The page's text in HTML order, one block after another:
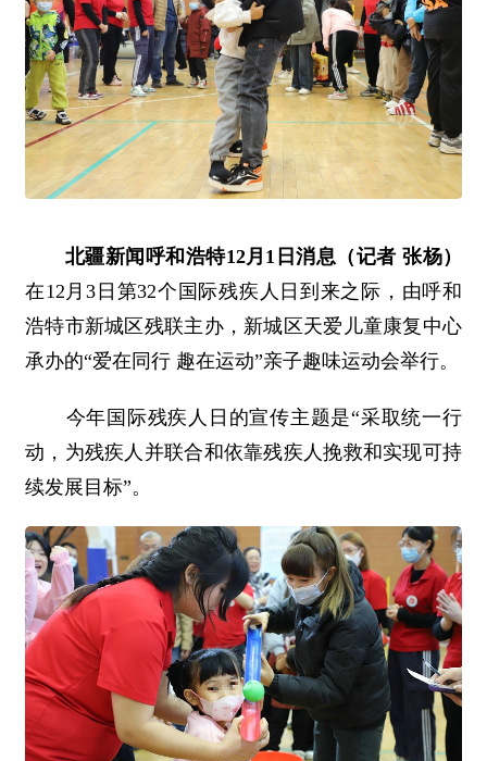
北疆新闻呼和浩特12月1日消息（记者 张杨）
在12月3日第32个国际残疾人日到来之际，由呼和
浩特市新城区残联主办，新城区天爱儿童康复中心
承办的“爱在同行 趣在运动”亲子趣味运动会举行。
今年国际残疾人日的宣传主题是“采取统一行
动，为残疾人并联合和依靠残疾人挽救和实现可持
续发展目标”。